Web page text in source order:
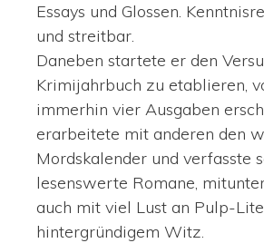
Essays und Glossen.
und streitbar.
Daneben startete er den
Krimijahrbuch zu etablieren,
immerhin vier Ausgaben
erarbeitete mit anderen den
Mordskalender und verfasste
lesenswerte Romane,
auch mit viel Lust an Pulp-
hintergründigem Witz.